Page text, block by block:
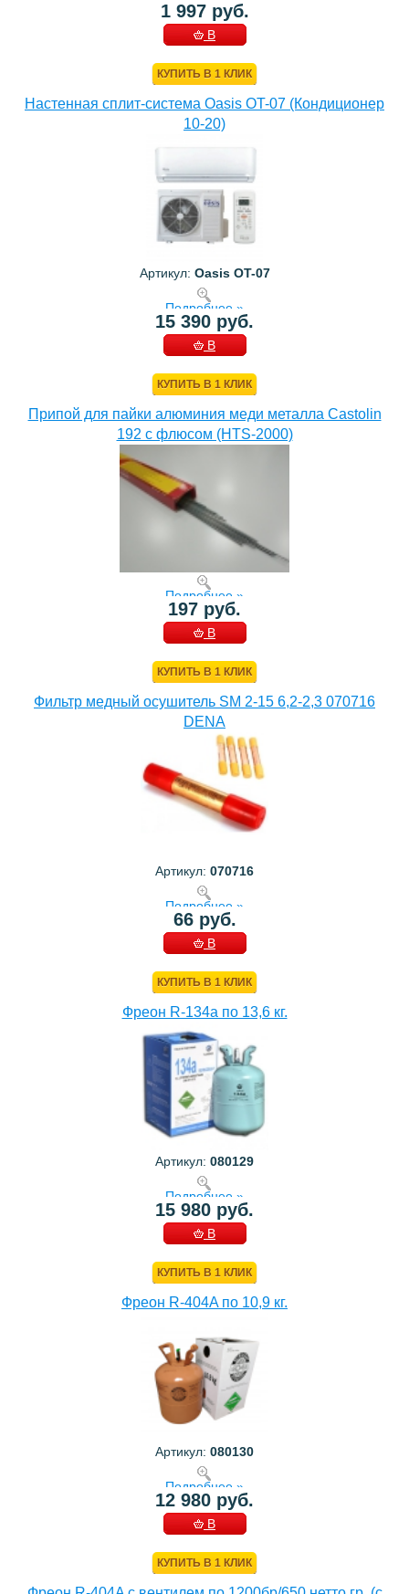
1 997 руб.
В
КУПИТЬ В 1 КЛИК
Настенная сплит-система Oasis OT-07 (Кондиционер
10-20)
Артикул: Oasis OT-07
Подробнее »
15 390 руб.
В
КУПИТЬ В 1 КЛИК
Припой для пайки алюминия меди металла Castolin
192 с флюсом (HTS-2000)
Подробнее »
197 руб.
В
КУПИТЬ В 1 КЛИК
Фильтр медный осушитель SM 2-15 6,2-2,3 070716
DENA
Артикул: 070716
Подробнее »
66 руб.
В
КУПИТЬ В 1 КЛИК
Фреон R-134a по 13,6 кг.
Артикул: 080129
Подробнее »
15 980 руб.
В
КУПИТЬ В 1 КЛИК
Фреон R-404A по 10,9 кг.
Артикул: 080130
Подробнее »
12 980 руб.
В
КУПИТЬ В 1 КЛИК